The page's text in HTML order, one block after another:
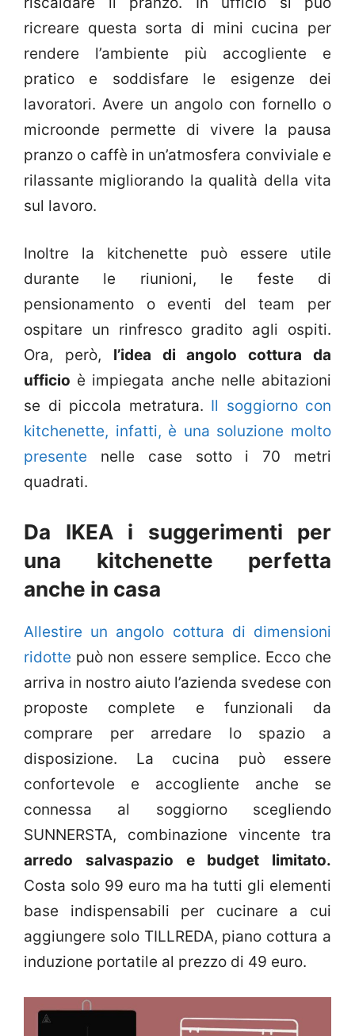
ricreare questa sorta di mini cucina per
rendere l’ambiente più accogliente e
pratico e soddisfare le esigenze dei
lavoratori. Avere un angolo con fornello o
microonde permette di vivere la pausa
pranzo o caffè in un’atmosfera conviviale e
rilassante migliorando la qualità della vita
sul lavoro.
Inoltre la kitchenette può essere utile
durante le riunioni, le feste di
pensionamento o eventi del team per
ospitare un rinfresco gradito agli ospiti.
Ora, però, l’idea di angolo cottura da
ufficio è impiegata anche nelle abitazioni
se di piccola metratura. Il soggiorno con
kitchenette, infatti, è una soluzione molto
presente nelle case sotto i 70 metri
quadrati.
Da IKEA i suggerimenti per
una kitchenette perfetta
anche in casa
Allestire un angolo cottura di dimensioni
ridotte può non essere semplice. Ecco che
arriva in nostro aiuto l’azienda svedese con
proposte complete e funzionali da
comprare per arredare lo spazio a
disposizione. La cucina può essere
confortevole e accogliente anche se
connessa al soggiorno scegliendo
SUNNERSTA, combinazione vincente tra
arredo salvaspazio e budget limitato.
Costa solo 99 euro ma ha tutti gli elementi
base indispensabili per cucinare a cui
aggiungere solo TILLREDA, piano cottura a
induzione portatile al prezzo di 49 euro.